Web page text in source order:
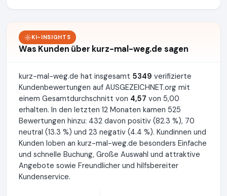
KI-INSIGHTS
Was Kunden über kurz-mal-weg.de sagen
kurz-mal-weg.de hat insgesamt 5349 verifizierte
Kundenbewertungen auf AUSGEZEICHNET.org mit
einem Gesamtdurchschnitt von 4,57 von 5,00
erhalten. In den letzten 12 Monaten kamen 525
Bewertungen hinzu: 432 davon positiv (82.3 %), 70
neutral (13.3 %) und 23 negativ (4.4 %). Kundinnen und
Kunden loben an kurz-mal-weg.de besonders Einfache
und schnelle Buchung, Große Auswahl und attraktive
Angebote sowie Freundlicher und hilfsbereiter
Kundenservice.